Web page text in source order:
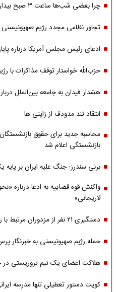
چرا بعضی شب‌ها ساعت ۳ صبح بیدار می‌شویم؟
تجاوز نظامی مجدد رژیم صهیونیستی
ادعای رئیس مجلس آمریکا درباره
حزب‌الله خواستار توقف مذاکرات با
هشدار فیدان به جامعه بین‌الملل
انتقاد تند مدودف از ژاپنی ها
محاسبه جدید برای حقوق
بازنشستگی اعلام شد
برنی سندرز: جنگ علیه ایران بر
واکنش قوه قضاییه به ادعا درباره
لاریجانی»
دستگیری ۲۱ نفر از مزدوران مرتبط با رژیم صهیونیستی در کرمان
حمله رژیم صهیونیستی به خبرنگار
هلاکت اعضای یک تیم تروریستی
کویت دستور تعطیلی تنها مدرسه